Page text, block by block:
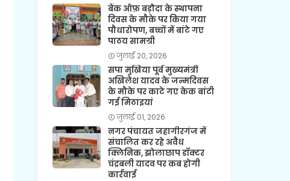
बैंक ऑफ़ बड़ौदा के स्थापना
दिवस के मौके पर किया गया
पौधारोपण, बच्चों में बांटे गए
पाठय सामग्री
जुलाई 20, 2026
सपा मुखिया पूर्व मुख्यमंत्री
अखिलेश यादव के जन्मदिवस
के मौके पर काटे गए केक बांटी
गई मिठाइयां
जुलाई 01, 2026
नगर पंचायत जहागीरगंज में
संचालित कर रहे अवैध
क्लिनिक, झोलाछाप डॉक्टर
चंद्रबली यादव पर कब होगी
कार्रवाई